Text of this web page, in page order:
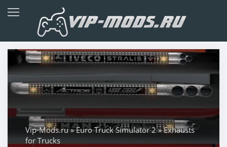
Vip-Mods.ru»Euro Truck Simulator 2» Exhausts
for Trucks